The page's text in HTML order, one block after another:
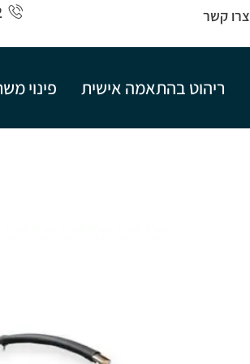
צרו קשר
ריהוט בהתאמה אישית פינוי